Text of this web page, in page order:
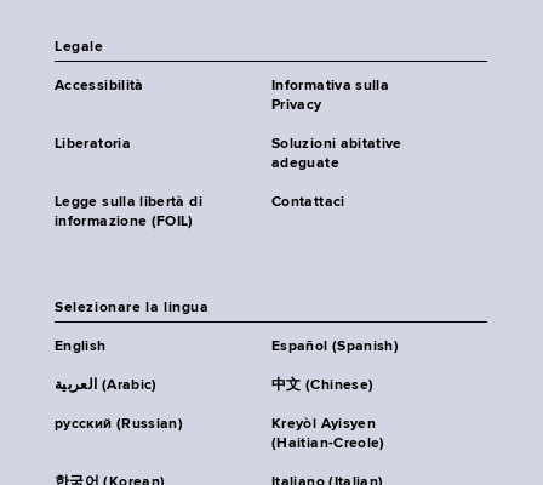
Legale
Accessibilità
Informativa sulla
Privacy
Liberatoria
Soluzioni abitative
adeguate
Legge sulla libertà di
informazione (FOIL)
Contattaci
Selezionare la lingua
English Español (Spanish)
العربية (Arabic) 中文 (Chinese)
русский (Russian)
Kreyòl Ayisyen
(Haitian-Creole)